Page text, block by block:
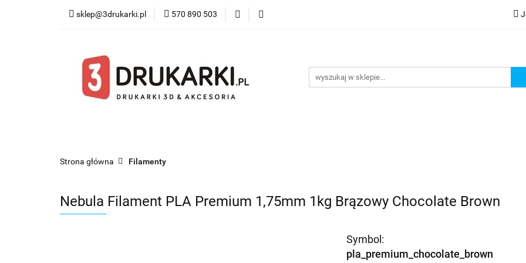
sklep@3drukarki.pl 570 890 503
Blog Bestsellery
Strona główna Filamenty
Nebula Filament PLA Premium 1,75mm 1kg Brązowy Chocolate Brown
Symbol:
pla_premium_chocolate_brown